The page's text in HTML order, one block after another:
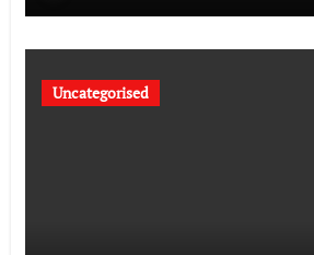
Uncategorised